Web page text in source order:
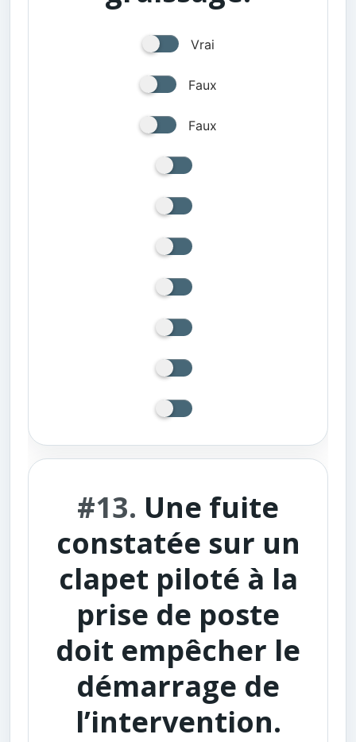
Vrai
Faux
Faux
#13. Une fuite
constatée sur un
clapet piloté à la
prise de poste
doit empêcher le
démarrage de
l’intervention.